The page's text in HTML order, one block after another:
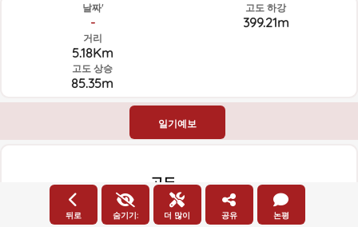
날짜'
-
거리
5.18Km
고도 상승
85.35m
고도 하강
399.21m
일기예보
고도
고도
뒤로 숨기기: 더 많이 공유 논평